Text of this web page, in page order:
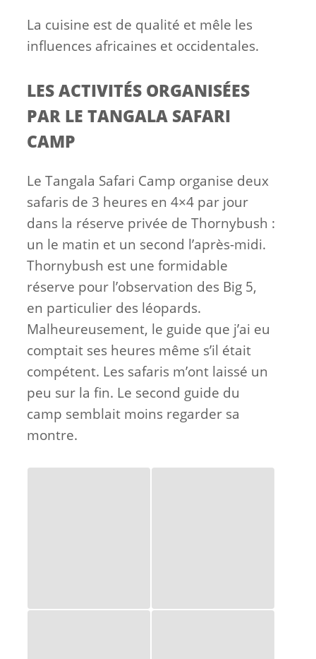
La cuisine est de qualité et mêle les
influences africaines et occidentales.
LES ACTIVITÉS ORGANISÉES
PAR LE TANGALA SAFARI
CAMP
Le Tangala Safari Camp organise deux
safaris de 3 heures en 4×4 par jour
dans la réserve privée de Thornybush :
un le matin et un second l’après-midi.
Thornybush est une formidable
réserve pour l’observation des Big 5,
en particulier des léopards.
Malheureusement, le guide que j’ai eu
comptait ses heures même s’il était
compétent. Les safaris m’ont laissé un
peu sur la fin. Le second guide du
camp semblait moins regarder sa
montre.